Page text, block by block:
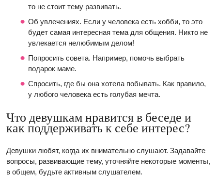
то не стоит тему развивать.
Об увлечениях. Если у человека есть хобби, то это
будет самая интересная тема для общения. Никто не
увлекается нелюбимым делом!
Попросить совета. Например, помочь выбрать
подарок маме.
Спросить, где бы она хотела побывать. Как правило,
у любого человека есть голубая мечта.
Что девушкам нравится в беседе и
как поддерживать к себе интерес?
Девушки любят, когда их внимательно слушают. Задавайте
вопросы, развивающие тему, уточняйте некоторые моменты,
в общем, будьте активным слушателем.